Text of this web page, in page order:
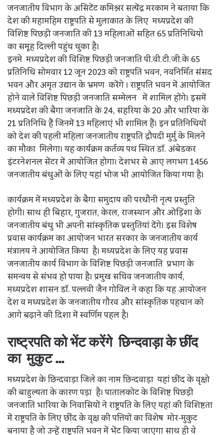
जनजातीय विभाग के असिटेंट कमिश्नर सत्येंद्र मरकाम ने बताया कि
देश की महामहिम राष्ट्रपति से मुलाकात के लिए मध्यप्रदेश की
विशिष्ट पिछड़ी जनजाति की 13 महिलाओं सहित 65 प्रतिनिधियो
का समूह दिल्ली पहुंच चुका है।
इनमे मध्यप्रदेश की विशिष्ट पिछड़ी जनजाति पी.वी.टी.जी.के 65
प्रतिनिधि सोमवार 12 जून 2023 को राष्ट्रपति भवन, नवनिर्मित संसद
भवन और अमृत उद्यान के भ्रमण करेंगे । राष्ट्रपति भवन में आयोजित
होने वाले विशिष्ट पिछड़ी जनजाति सम्मेलन में शामिल होंगे। इसमें
मध्यप्रदेश की बैगा जनजाति के 24, सहरिया के 20 और भारिया के
21 प्रतिनिधि हैं जिनमें 13 महिलाएं भी शामिल हैं। इन प्रतिनिधियों
को देश की पहली महिला जनजातीय राष्ट्रपति द्रौपदी मुर्मु के मिलने
का मौका मिलेगा। यह कार्यक्रम कर्तव्य पथ स्थित डॉ. अंबेडकर
इंटरनेशनल सेंटर में आयोजित होगा। देशभर से आए लगभग 1456
जनजातीय बंधुओं के लिए यहां भोज भी आयोजित किया गया है।
कार्यक्रम में मध्यप्रदेश के बैगा समुदाय की परधौनी नृत्य प्रस्तुति
होगी। साथ ही बिहार, गुजरात, केरल, राजस्थान और ओड़िशा के
जनजातीय बंधु भी अपनी सांस्कृतिक प्रस्तुतियां देंगे। इस विशेष
प्रवास कार्यक्रम का आयोजन भारत सरकार के जनजातीय कार्य
मंत्रालय ने आयोजित किया है। मध्यप्रदेश के लिए यह प्रवास
जनजातीय कार्य विभाग के विशिष्ट पिछड़ी जनजाति प्रभाग के
समन्वय से संभव हो पाया है। प्रमुख सचिव जनजातीय कार्य,
मध्यप्रदेश शासन डॉ. पल्लवी जैन गोविल ने कहा कि यह आयोजन
देश व मध्यप्रदेश के जनजातीय गौरव और सांस्कृतिक पहचान को
आगे बढ़ाने की दिशा में स्वर्णिम पहल है।
राष्ट्रपति को भेंट करेंगे छिन्दवाड़ा के छींद
का मुकुट …
मध्यप्रदेश के छिन्दवाड़ा जिले का नाम छिन्दवाड़ा यहां छींद के वृक्षो
की बाहुल्यता के कारण पड़ा है। पातालकोट के विशिष्ट पिछड़ी
जनजाति भारिया के निवासियों ने राष्ट्रपति के लिए यहां की विशिष्टता
में राष्ट्रपति के लिए छींद के वृक्ष की पत्तियों का विशेष मोर-मुकुट
बनाया है जो उन्हें राष्ट्रपति भवन में भेंट किया जाएगा साथ ही वे